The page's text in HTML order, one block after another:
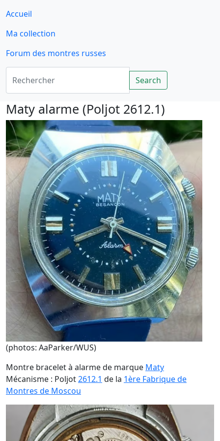
Accueil
Ma collection
Forum des montres russes
Rechercher
Search
Maty alarme (Poljot 2612.1)
(photos: AaParker/WUS)
Montre bracelet à alarme de marque Maty
Mécanisme : Poljot2612.1 de la 1ère Fabrique de
Montres de Moscou